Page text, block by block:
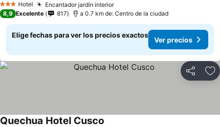
3 Estrellas
Hotel
Encantador jardín interior
8,9 Excelente 817 a 0.7 km de: Centro de la ciudad
Elige fechas para ver los precios exactos
Ver precios
Compartir
Quechua Hotel Cusco